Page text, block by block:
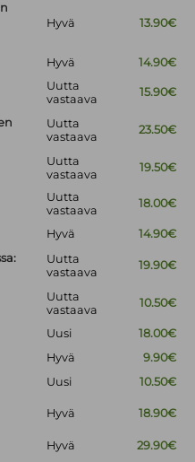
Hyvä 13.90€
Hyvä 14.90€
Uutta
vastaava
15.90€
Uutta
vastaava
23.50€
Uutta
vastaava
19.50€
Uutta
vastaava
18.00€
Hyvä
14.90€
Uutta
vastaava
19.90€
Uutta
vastaava
10.50€
Uusi
18.00€
Hyvä
9.90€
Uusi
10.50€
Hyvä 18.90€
Hyvä
29.90€